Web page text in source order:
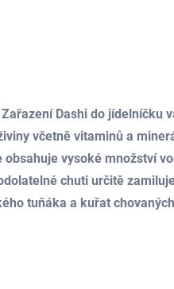
Dashi do jídelníčku
včetně vitaminů a
vysoké množství
chuti určitě
tuňáka a kuřat